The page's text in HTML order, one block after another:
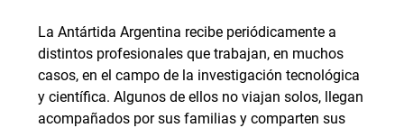
La Antártida Argentina recibe periódicamente a
distintos profesionales que trabajan, en muchos
casos, en el campo de la investigación tecnológica
y científica. Algunos de ellos no viajan solos, llegan
acompañados por sus familias y comparten sus